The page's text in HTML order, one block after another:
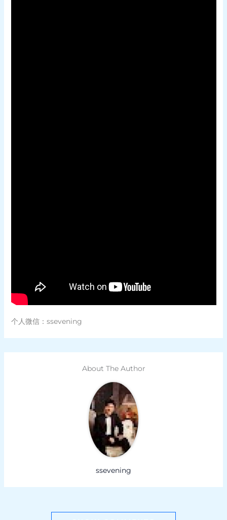
个人微信：ssevening
About The Author
ssevening